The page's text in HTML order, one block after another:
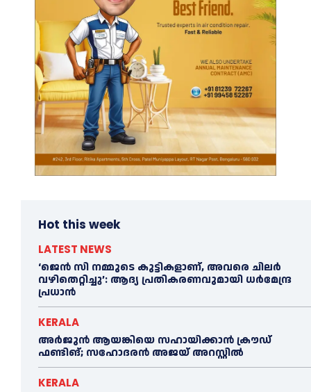
Hot this week
LATEST NEWS
‘ജെൻ സി നമ്മുടെ കുട്ടികളാണ്, അവരെ ചിലര്‍
വഴിതെറ്റിച്ചു’: ആദ്യ പ്രതികരണവുമായി ധര്‍മേന്ദ്ര
പ്രധാൻ
KERALA
അര്‍ജുന്‍ ആയങ്കിയെ സഹായിക്കാൻ ക്രൗഡ്
ഫണ്ടിങ്; സഹോദരന്‍ അജയ് അറസ്റ്റില്‍
KERALA